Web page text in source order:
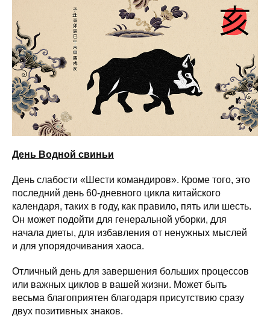
День Водной свиньи
День слабости «Шести командиров». Кроме того, это
последний день 60-дневного цикла китайского
календаря, таких в году, как правило, пять или шесть.
Он может подойти для генеральной уборки, для
начала диеты, для избавления от ненужных мыслей
и для упорядочивания хаоса.
Отличный день для завершения больших процессов
или важных циклов в вашей жизни. Может быть
весьма благоприятен благодаря присутствию сразу
двух позитивных знаков.